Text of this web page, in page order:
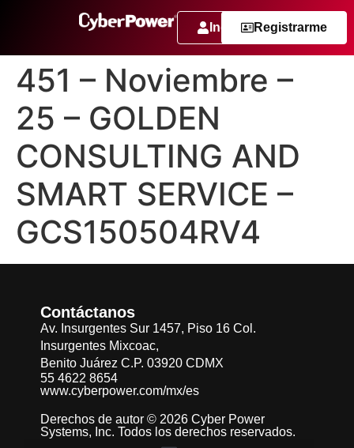
IngresarRegistrarme
451 – Noviembre –
25 – GOLDEN
CONSULTING AND
SMART SERVICE –
GCS150504RV4
Contáctanos
Av. Insurgentes Sur 1457, Piso 16 Col.
Insurgentes Mixcoac,
Benito Juárez C.P. 03920 CDMX
55 4622 8654
www.cyberpower.com/mx/es
Derechos de autor © 2026 Cyber Power
Systems, Inc. Todos los derechos reservados.